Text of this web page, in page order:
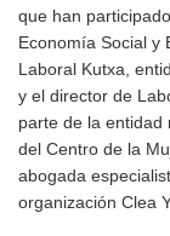
que han
Economía Social y
Laboral Kutxa,
y el director de
parte de la entidad
del Centro de la
abogada
organización Clea